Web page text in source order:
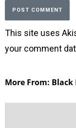
This site uses
your comment
More From: Black